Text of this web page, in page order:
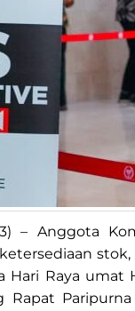
– Anggota
Hari Raya umat
Rapat